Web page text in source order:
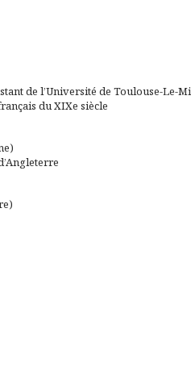
de l’Université de Toulouse-Le-
du XIXe siècle